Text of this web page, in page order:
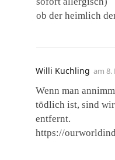
ob der heimlich
Willi Kuchling am 8.
Wenn man
tödlich ist, sind
entfernt.
https://